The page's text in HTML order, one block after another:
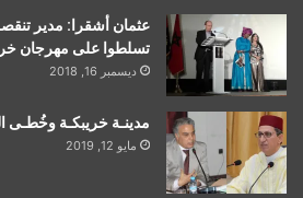
عثمان أشقرا: مدير
تسلطوا على مهرجان
ديسمبر 16, 2018
مدينـة خريبكـة وخُطـى
مايو 12, 2019